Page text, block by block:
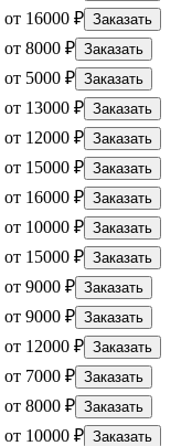
от 16000 ₽ Заказать
от 8000 ₽ Заказать
от 5000 ₽ Заказать
от 13000 ₽ Заказать
от 12000 ₽ Заказать
от 15000 ₽ Заказать
от 16000 ₽ Заказать
от 10000 ₽ Заказать
от 15000 ₽ Заказать
от 9000 ₽ Заказать
от 9000 ₽ Заказать
от 12000 ₽ Заказать
от 7000 ₽ Заказать
от 8000 ₽ Заказать
от 10000 ₽ Заказать